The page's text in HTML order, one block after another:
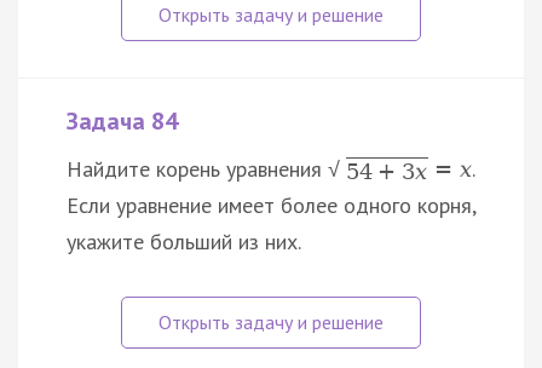
Задача 84
Найдите корень уравнения √ 54 + 3x = x.
Если уравнение имеет более одного корня,
укажите больший из них.